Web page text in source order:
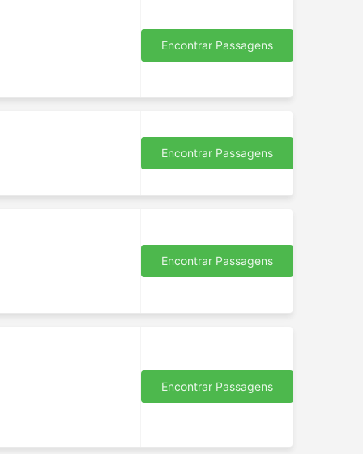
Encontrar Passagens
Encontrar Passagens
Encontrar Passagens
Encontrar Passagens